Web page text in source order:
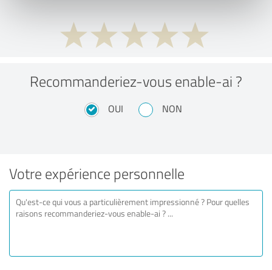
Recommanderiez-vous enable-ai ?
OUI NON
Votre expérience personnelle